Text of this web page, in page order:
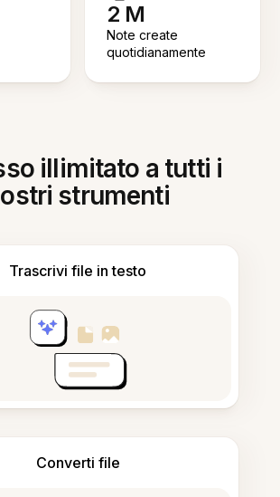
2 M
Note create
quotidianamente
illimitato a tutti i
strumenti
Trascrivi file in testo
Converti file